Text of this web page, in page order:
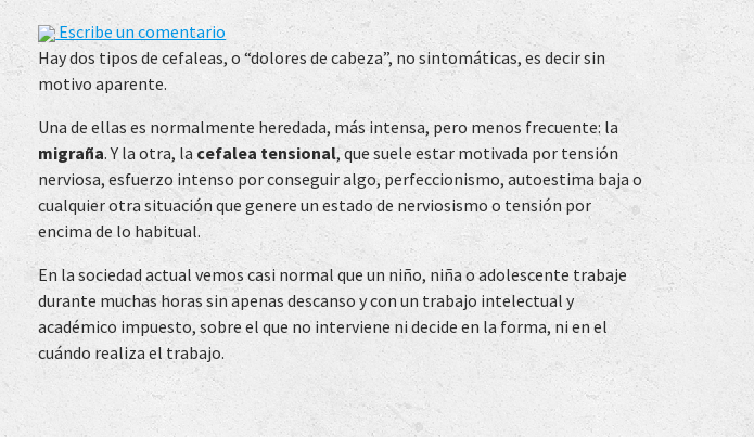
Escribe un comentario
Hay dos tipos de cefaleas, o “dolores de cabeza”, no sintomáticas, es decir sin
motivo aparente.
Una de ellas es normalmente heredada, más intensa, pero menos frecuente: la
migraña. Y la otra, la cefalea tensional, que suele estar motivada por tensión
nerviosa, esfuerzo intenso por conseguir algo, perfeccionismo, autoestima baja o
cualquier otra situación que genere un estado de nerviosismo o tensión por
encima de lo habitual.
En la sociedad actual vemos casi normal que un niño, niña o adolescente trabaje
durante muchas horas sin apenas descanso y con un trabajo intelectual y
académico impuesto, sobre el que no interviene ni decide en la forma, ni en el
cuándo realiza el trabajo.